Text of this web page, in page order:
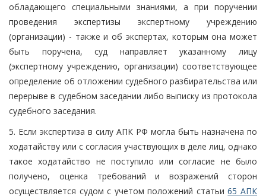
обладающего специальными знаниями, а при поручении
проведения экспертизы экспертному учреждению
(организации) - также и об экспертах, которым она может
быть поручена, суд направляет указанному лицу
(экспертному учреждению, организации) соответствующее
определение об отложении судебного разбирательства или
перерыве в судебном заседании либо выписку из протокола
судебного заседания.
5. Если экспертиза в силу АПК РФ могла быть назначена по
ходатайству или с согласия участвующих в деле лиц, однако
такое ходатайство не поступило или согласие не было
получено, оценка требований и возражений сторон
осуществляется судом с учетом положений статьи65 АПК